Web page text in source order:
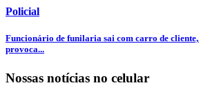
Policial
Funcionário de funilaria sai com carro de
provoca...
Nossas notícias no celular